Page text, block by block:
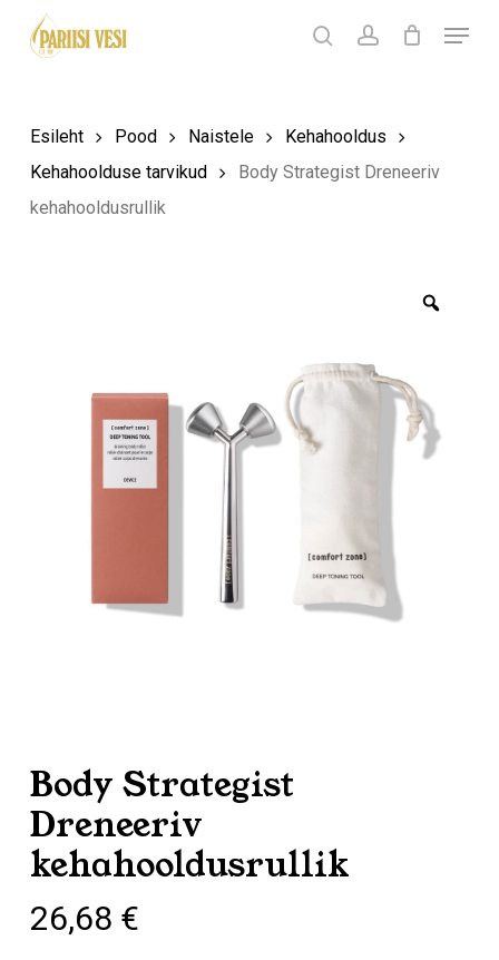
Products
search
searchaccount
Menu
Ostukorv
Esileht Pood Naistele
Kehahooldus
Kehahoolduse tarvikud
Body Strategist Dreneeriv
kehahooldusrullik
Body Strategist
Dreneeriv
kehahooldusrullik
26,68 €